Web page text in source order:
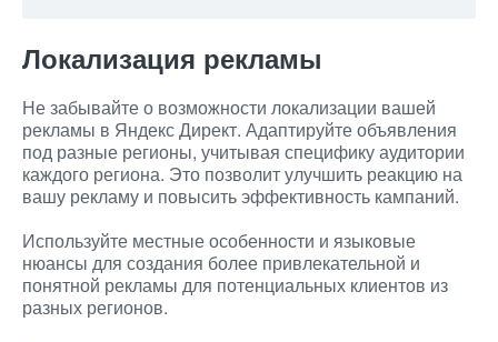
Локализация рекламы
Не забывайте о возможности локализации вашей
рекламы в Яндекс Директ. Адаптируйте объявления
под разные регионы, учитывая специфику аудитории
каждого региона. Это позволит улучшить реакцию на
вашу рекламу и повысить эффективность кампаний.
Используйте местные особенности и языковые
нюансы для создания более привлекательной и
понятной рекламы для потенциальных клиентов из
разных регионов.